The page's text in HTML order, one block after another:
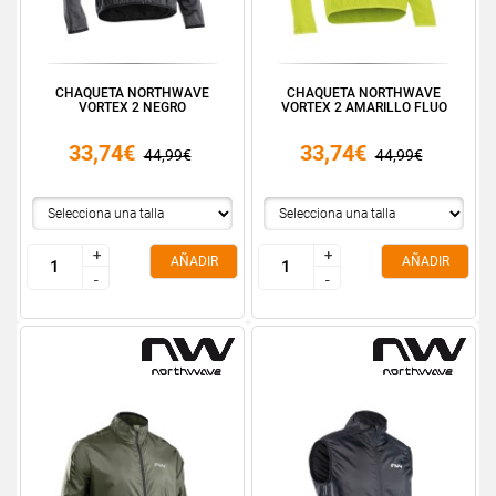
CHAQUETA NORTHWAVE
VORTEX 2 NEGRO
33,74€ 44,99€
+
-
+
-
AÑADIR
CHAQUETA NORTHWAVE
VORTEX 2 AMARILLO FLUO
33,74€ 44,99€
+
-
+
-
AÑADIR